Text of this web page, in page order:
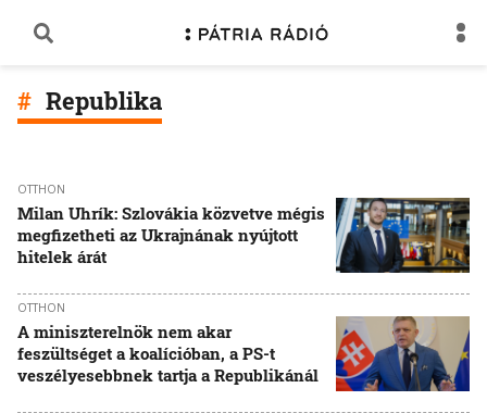
Republika
OTTHON
Milan Uhrík: Szlovákia közvetve mégis
megfizetheti az Ukrajnának nyújtott
hitelek árát
OTTHON
A miniszterelnök nem akar
feszültséget a koalícióban, a PS-t
veszélyesebbnek tartja a Republikánál